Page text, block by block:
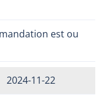
est ou
2024-11-22